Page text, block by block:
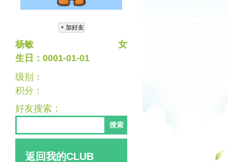
杨敏
女
生日：0001-01-01
级别：
积分：
好友搜索：
搜索
返回我的CLUB